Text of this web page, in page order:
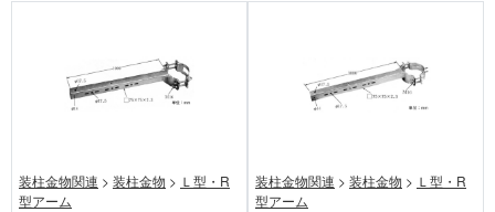
装柱金物関連 > 装柱金物 > Ｌ型・R
型アーム
装柱金物関連 > 装柱金物 > Ｌ型・R
型アーム